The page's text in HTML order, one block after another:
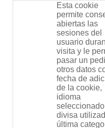
Esta cookie
permite
abiertas las
sesiones del
usuario
visita y le
pasar un
otros datos
fecha de
de la cookie,
idioma
divisa
última